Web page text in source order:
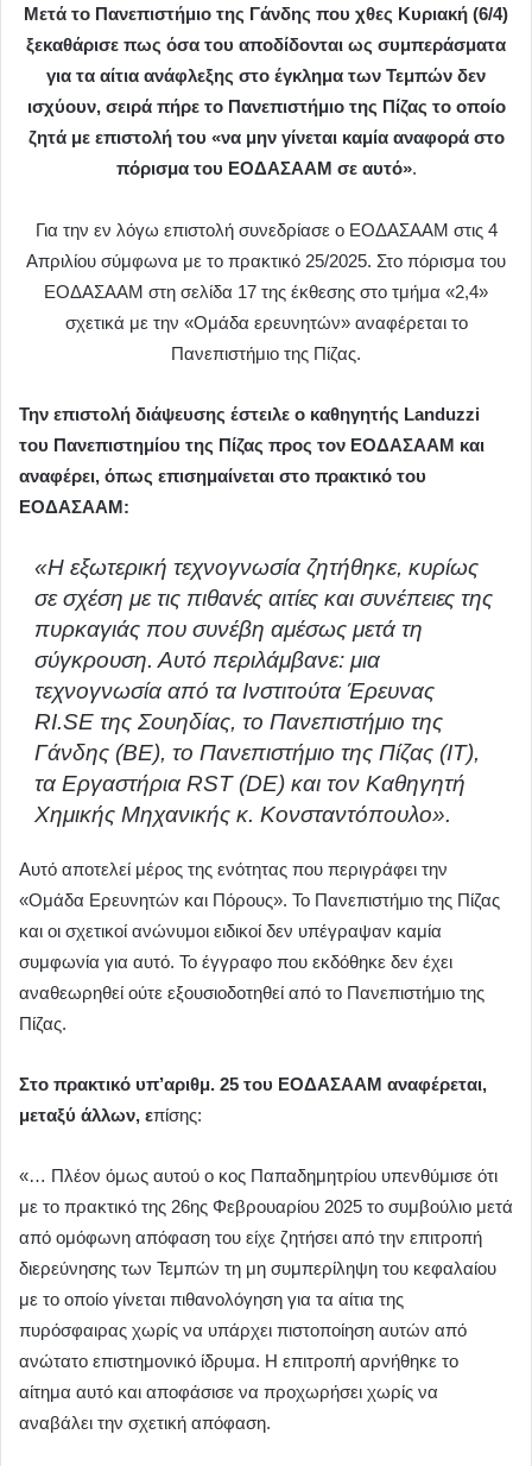
Μετά το Πανεπιστήμιο της Γάνδης που χθες Κυριακή (6/4)
ξεκαθάρισε πως όσα του αποδίδονται ως συμπεράσματα
για τα αίτια ανάφλεξης στο έγκλημα των Τεμπών δεν
ισχύουν, σειρά πήρε το Πανεπιστήμιο της Πίζας το οποίο
ζητά με επιστολή του «να μην γίνεται καμία αναφορά στο
πόρισμα του ΕΟΔΑΣΑΑΜ σε αυτό».
Για την εν λόγω επιστολή συνεδρίασε ο ΕΟΔΑΣΑΑΜ στις 4
Απριλίου σύμφωνα με το πρακτικό 25/2025. Στο πόρισμα του
ΕΟΔΑΣΑΑΜ στη σελίδα 17 της έκθεσης στο τμήμα «2,4»
σχετικά με την «Ομάδα ερευνητών» αναφέρεται το
Πανεπιστήμιο της Πίζας.
Την επιστολή διάψευσης έστειλε ο καθηγητής Landuzzi
του Πανεπιστημίου της Πίζας προς τον ΕΟΔΑΣΑΑΜ και
αναφέρει, όπως επισημαίνεται στο πρακτικό του
ΕΟΔΑΣΑΑΜ:
«Η εξωτερική τεχνογνωσία ζητήθηκε, κυρίως
σε σχέση με τις πιθανές αιτίες και συνέπειες της
πυρκαγιάς που συνέβη αμέσως μετά τη
σύγκρουση. Αυτό περιλάμβανε: μια
τεχνογνωσία από τα Ινστιτούτα Έρευνας
RI.SE της Σουηδίας, το Πανεπιστήμιο της
Γάνδης (ΒΕ), το Πανεπιστήμιο της Πίζας (ΙΤ),
τα Εργαστήρια RST (DE) και τον Καθηγητή
Χημικής Μηχανικής κ. Κονσταντόπουλο».
Αυτό αποτελεί μέρος της ενότητας που περιγράφει την
«Ομάδα Ερευνητών και Πόρους». Το Πανεπιστήμιο της Πίζας
και οι σχετικοί ανώνυμοι ειδικοί δεν υπέγραψαν καμία
συμφωνία για αυτό. Το έγγραφο που εκδόθηκε δεν έχει
αναθεωρηθεί ούτε εξουσιοδοτηθεί από το Πανεπιστήμιο της
Πίζας.
Στο πρακτικό υπ’αριθμ. 25 του ΕΟΔΑΣΑΑΜ αναφέρεται,
μεταξύ άλλων, επίσης:
«… Πλέον όμως αυτού ο κος Παπαδημητρίου υπενθύμισε ότι
με το πρακτικό της 26ης Φεβρουαρίου 2025 το συμβούλιο μετά
από ομόφωνη απόφαση του είχε ζητήσει από την επιτροπή
διερεύνησης των Τεμπών τη μη συμπερίληψη του κεφαλαίου
με το οποίο γίνεται πιθανολόγηση για τα αίτια της
πυρόσφαιρας χωρίς να υπάρχει πιστοποίηση αυτών από
ανώτατο επιστημονικό ίδρυμα. Η επιτροπή αρνήθηκε το
αίτημα αυτό και αποφάσισε να προχωρήσει χωρίς να
αναβάλει την σχετική απόφαση.